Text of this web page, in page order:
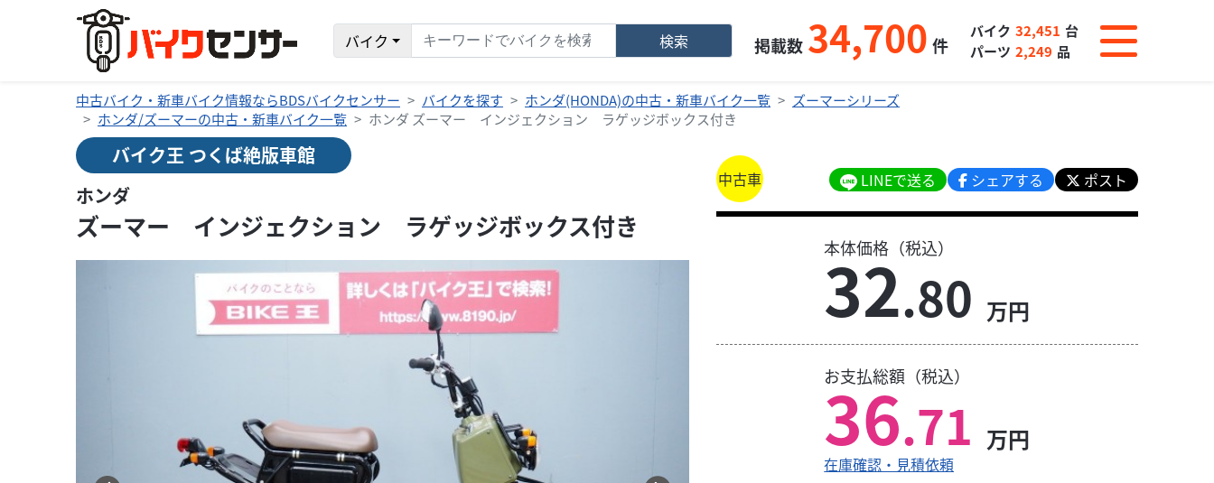
バイク 検索 掲載数 34,700 件
バイク 32,451 台
パーツ 2,249 品
中古バイク・新車バイク情報ならBDSバイクセンサー バイクを探す ホンダ(HONDA)の中古・新車バイク一覧
ズーマーシリーズ
ホンダ/ズーマーの中古・新車バイク一覧
ホンダ ズーマー インジェクション ラゲッジボックス付き
バイク王 つくば絶版車館
ホンダ
ズーマー インジェクション ラゲッジボックス付き
中古車 LINEで送る シェアする ポスト
本体価格（税込）
32.80 万円
お支払総額（税込）
36.71 万円
在庫確認・見積依頼